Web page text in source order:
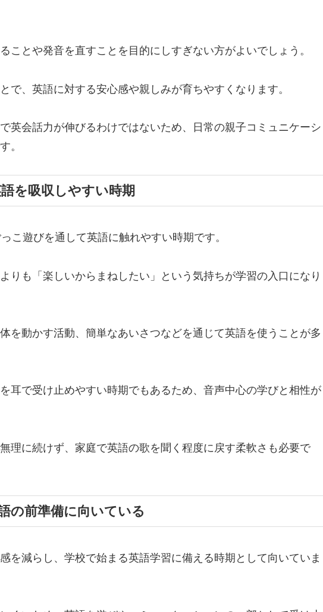
ことや発音を直すことを目的にしすぎない方がよいでしょう。
で、英語に対する安心感や親しみが育ちやすくなります。
英会話力が伸びるわけではないため、日常の親子コミュニケーシ
。
を吸収しやすい時期
こ遊びを通して英語に触れやすい時期です。
りも「楽しいからまねしたい」という気持ちが学習の入口になり
を動かす活動、簡単なあいさつなどを通じて英語を使うことが多
耳で受け止めやすい時期でもあるため、音声中心の学びと相性が
理に続けず、家庭で英語の歌を聞く程度に戻す柔軟さも必要で
の前準備に向いている
を減らし、学校で始まる英語学習に備える時期として向いていま